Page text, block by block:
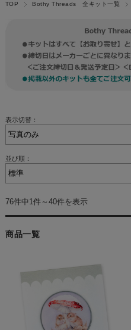
TOP Bothy Threads 全キット一覧
表示切替：
並び順：
76件中1件～40件を表示
商品一覧